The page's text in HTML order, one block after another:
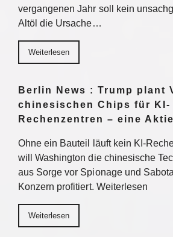
vergangenen Jahr soll kein
Altöl die Ursache…
Weiterlesen
Berlin News : Trump plant
chinesischen Chips für KI-
Rechenzentren – eine
Ohne ein Bauteil läuft kein KI-
will Washington die chinesische
aus Sorge vor Spionage und
Konzern profitiert. Weiterlesen
Weiterlesen